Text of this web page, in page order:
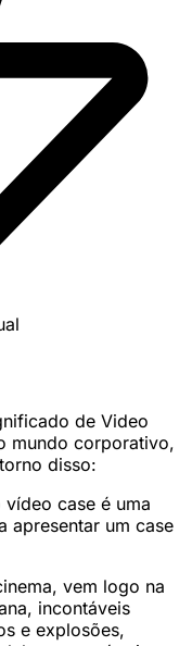
de Video
mundo corporativo,
disso:
case é uma
apresentar um case
vem logo na
incontáveis
e explosões,